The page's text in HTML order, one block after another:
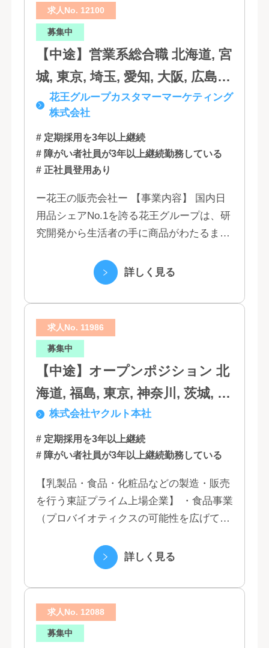
分, 宮崎, 佐賀, 沖縄
求人No. 12100
募集中
【中途】営業系総合職 北海道, 宮
城, 東京, 埼玉, 愛知, 大阪, 広島,
福岡花王グループカスタマーマーケティング
株式会社
# 定期採用を3年以上継続
# 障がい者社員が3年以上継続勤務している
# 正社員登用あり
ー花王の販売会社ー 【事業内容】 国内日
用品シェアNo.1を誇る花王グループは、研
究開発から生活者の手に商品がわたるまで
で、情報のスピード、質、量ともに他社に
詳しく見る
求人No. 11986
募集中
【中途】オープンポジション 北
海道, 福島, 東京, 神奈川, 茨城, 静
岡, 大阪, 兵庫, 福岡, 佐賀
株式会社ヤクルト本社
# 定期採用を3年以上継続
# 障がい者社員が3年以上継続勤務している
【乳製品・食品・化粧品などの製造・販売
を行う東証プライム上場企業】 ・食品事業
（プロバイオティクスの可能性を広げてい
る優れた機能性飲料） ・国際事業（40の
詳しく見る
求人No. 12088
募集中